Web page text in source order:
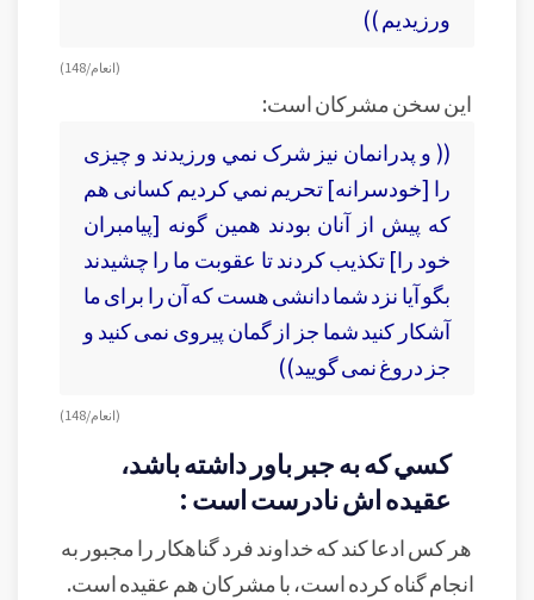
ورزيديم ))
(انعام/ 148)
اين سخن مشرکان است:
(( و پدرانمان نيز شرک نمي ورزيدند و چيزى
را [خودسرانه] تحريم نمي کرديم كسانى هم
كه پيش از آنان بودند همين گونه [پيامبران
خود را] تكذيب كردند تا عقوبت ما را چشيدند
بگو آيا نزد شما دانشى هست كه آن را براى ما
آشكار كنيد شما جز از گمان پيروى نمى ‏كنيد و
جز دروغ نمى‏ گوييد))
(انعام/ 148)
کسي که به جبر باور داشته باشد،
عقيده اش نادرست است :
هر کس ادعا کند که خداوند فرد گناهکار را مجبور به
انجام گناه کرده است، با مشرکان هم عقيده است.